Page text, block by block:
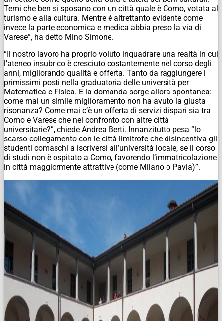
Temi che ben si sposano con un città quale è Como, votata al
turismo e alla cultura. Mentre è altrettanto evidente come
invece la parte economica e medica abbia preso la via di
Varese”, ha detto Mino Simone.
“Il nostro lavoro ha proprio voluto inquadrare una realtà in cui
l’ateneo insubrico è cresciuto costantemente nel corso degli
anni, migliorando qualità e offerta. Tanto da raggiungere i
primissimi posti nella graduatoria delle università per
Matematica e Fisica. E la domanda sorge allora spontanea:
come mai un simile miglioramento non ha avuto la giusta
risonanza? Come mai c’è un offerta di servizi dispari sia tra
Como e Varese che nel confronto con altre città
universitarie?”, chiede Andrea Berti. Innanzitutto pesa “lo
scarso collegamento con le città limitrofe che disincentiva gli
studenti comaschi a iscriversi all’università locale, se il corso
di studi non è ospitato a Como, favorendo l’immatricolazione
in città maggiormente attrattive (come Milano o Pavia)”.